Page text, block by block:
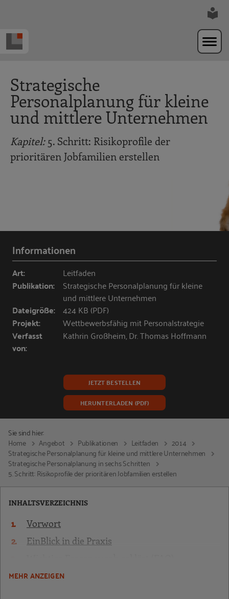
Strategische
Personalplanung für kleine
und mittlere Unternehmen
Kapitel:5. Schritt: Risikoprofile der
prioritären Jobfamilien erstellen
Informationen
Art: Leitfaden
Publikation:
Strategische Personalplanung für kleine
und mittlere Unternehmen
Dateigröße: 424 KB (PDF)
Projekt: Wettbewerbsfähig mit Personalstrategie
Verfasst
von:
Kathrin Großheim, Dr. Thomas Hoffmann
JETZT BESTELLEN
HERUNTERLADEN (PDF)
Sie sind hier:
Home
Angebot Publikationen Leitfaden
2014
Strategische Personalplanung für kleine und mittlere Unternehmen
Strategische Personalplanung in sechs Schritten
5. Schritt: Risikoprofile der prioritären Jobfamilien erstellen
INHALTSVERZEICHNIS
Vorwort
EinBlick in die Praxis
Strategische Personalplanung begründet und
MEHR ANZEIGEN